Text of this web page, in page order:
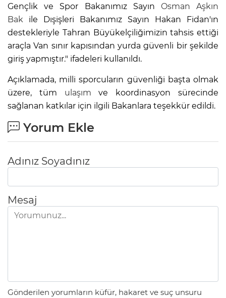
Gençlik ve Spor Bakanımız Sayın Osman Aşkın
Bak ile Dışişleri Bakanımız Sayın Hakan Fidan'ın
destekleriyle Tahran Büyükelçiliğimizin tahsis ettiği
araçla Van sınır kapısından yurda güvenli bir şekilde
giriş yapmıştır." ifadeleri kullanıldı.
Açıklamada, milli sporcuların güvenliği başta olmak
üzere, tüm ulaşım ve koordinasyon sürecinde
sağlanan katkılar için ilgili Bakanlara teşekkür edildi.
Yorum Ekle
Adınız Soyadınız
Mesaj
Gönderilen yorumların küfür, hakaret ve suç unsuru